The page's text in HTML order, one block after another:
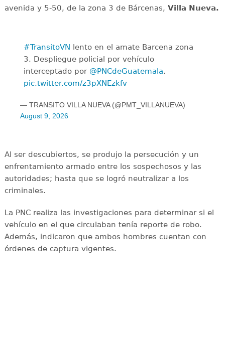
avenida y 5-50, de la zona 3 de Bárcenas, Villa Nueva.
#TransitoVN
lento en el amate Barcena zona
3. Despliegue policial por vehículo
interceptado por @PNCdeGuatemala.
pic.twitter.com/z3pXNEzkfv
— TRANSITO VILLA NUEVA (@PMT_VILLANUEVA)
August 9, 2026
Al ser descubiertos, se produjo la persecución y un
enfrentamiento armado entre los sospechosos y las
autoridades; hasta que se logró neutralizar a los
criminales.
La PNC realiza las investigaciones para determinar si el
vehículo en el que circulaban tenía reporte de robo.
Además, indicaron que ambos hombres cuentan con
órdenes de captura vigentes.